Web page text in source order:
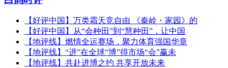
【好评中国】万类霜天竞自由 《秦岭・家园》的
【好评中国】从“会种田”到“慧种田”，让中国
【地评线】燃情全运赛场，聚力体育强国华章
【地评线】“进”在全球“博”得市场“会”赢未
【地评线】共赴进博之约 共享开放未来